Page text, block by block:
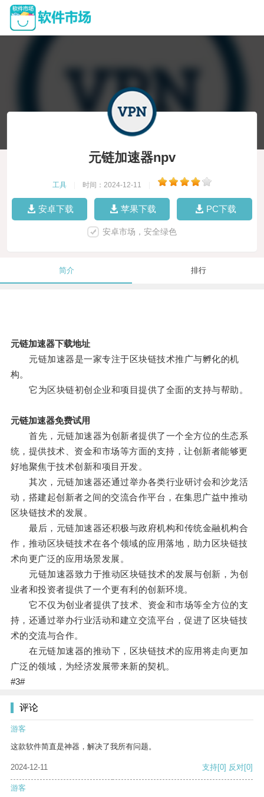
元链加速器npv
工具 时间：2024-12-11
安卓下载 苹果下载 PC下载
安卓市场，安全绿色
简介 排行
元链加速器下载地址
元链加速器是一家专注于区块链技术推广与孵化的机
构。
它为区块链初创企业和项目提供了全面的支持与帮助。
元链加速器免费试用
首先，元链加速器为创新者提供了一个全方位的生态系
统，提供技术、资金和市场等方面的支持，让创新者能够更
好地聚焦于技术创新和项目开发。
其次，元链加速器还通过举办各类行业研讨会和沙龙活
动，搭建起创新者之间的交流合作平台，在集思广益中推动
区块链技术的发展。
最后，元链加速器还积极与政府机构和传统金融机构合
作，推动区块链技术在各个领域的应用落地，助力区块链技
术向更广泛的应用场景发展。
元链加速器致力于推动区块链技术的发展与创新，为创
业者和投资者提供了一个更有利的创新环境。
它不仅为创业者提供了技术、资金和市场等全方位的支
持，还通过举办行业活动和建立交流平台，促进了区块链技
术的交流与合作。
在元链加速器的推动下，区块链技术的应用将走向更加
广泛的领域，为经济发展带来新的契机。
#3#
评论
游客
这款软件简直是神器，解决了我所有问题。
2024-12-11 支持[0] 反对[0]
游客